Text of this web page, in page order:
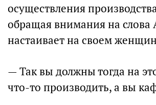
осуществления
обращая внимания на слова
настаивает на своем
— Так вы должны тогда на
что-то производить, а вы